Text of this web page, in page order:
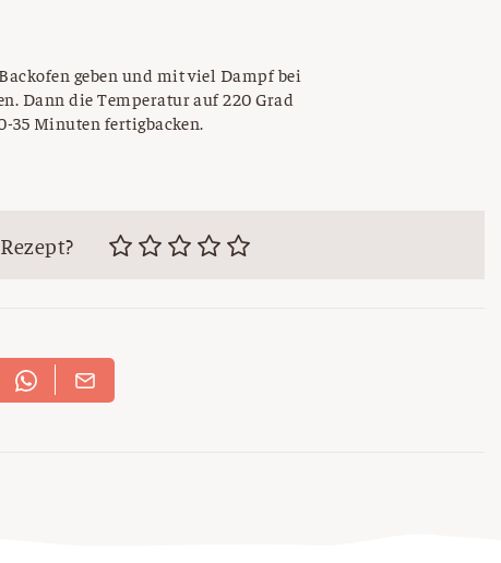
geben und mit viel Dampf bei
Dann die Temperatur auf 220 Grad
35 Minuten fertigbacken.